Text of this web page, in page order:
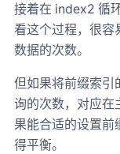
接着在 index2 循
看这个过程，很容
数据的次数。
但如果将前缀索
询的次数，对应在
果能合适的设置前
得平衡。